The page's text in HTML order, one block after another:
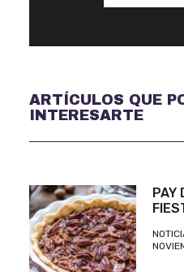
ARTÍCULOS QUE
INTERESARTE
PAY